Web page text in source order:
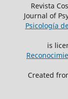
Revista
Journal of
Psicología
is
Created